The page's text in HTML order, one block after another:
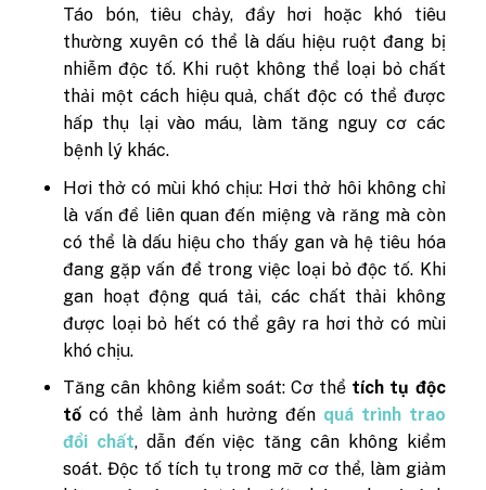
Táo bón, tiêu chảy, đầy hơi hoặc khó tiêu
thường xuyên có thể là dấu hiệu ruột đang bị
nhiễm độc tố. Khi ruột không thể loại bỏ chất
thải một cách hiệu quả, chất độc có thể được
hấp thụ lại vào máu, làm tăng nguy cơ các
bệnh lý khác.
Hơi thở có mùi khó chịu: Hơi thở hôi không chỉ
là vấn đề liên quan đến miệng và răng mà còn
có thể là dấu hiệu cho thấy gan và hệ tiêu hóa
đang gặp vấn đề trong việc loại bỏ độc tố. Khi
gan hoạt động quá tải, các chất thải không
được loại bỏ hết có thể gây ra hơi thở có mùi
khó chịu.
Tăng cân không kiểm soát: Cơ thể tích tụ độc
tố có thể làm ảnh hưởng đến quá trình trao
đổi chất, dẫn đến việc tăng cân không kiểm
soát. Độc tố tích tụ trong mỡ cơ thể, làm giảm